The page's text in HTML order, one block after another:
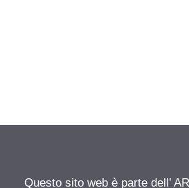
Questo sito web è parte dell’